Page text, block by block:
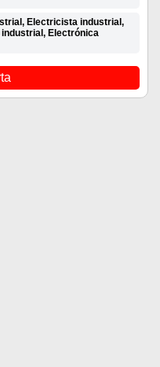
Electricista industrial,
Electrónica